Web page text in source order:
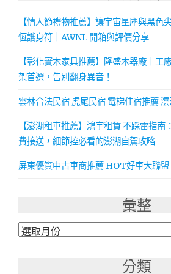
【情人節禮物推薦】讓宇宙星塵與黑色
恆護身符｜AWNL 開箱與評價分享
【彰化實木家具推薦】隆盛木器廠｜工
架首選，告別翻身異音！
雲林合法民宿 虎尾民宿 電梯住宿推薦
【澎湖租車推薦】鴻宇租賃 不踩雷指
費接送，細節控必看的澎湖自駕攻略
屏東優質中古車商推薦 HOT好車大聯盟
彙整
彙
分類